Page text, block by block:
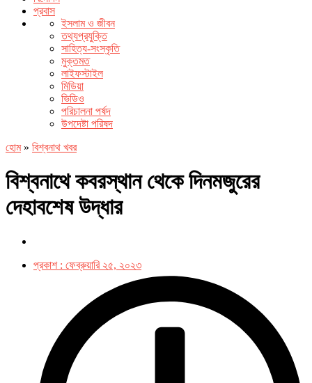
প্রবাস
ইসলাম ও জীবন
তথ্যপ্রযুক্তি
সাহিত্য-সংস্কৃতি
মুক্তমত
লাইফস্টাইল
মিডিয়া
ভিডিও
পরিচালনা পর্ষদ
উপদেষ্টা পরিষদ
হোম» বিশ্বনাথ খবর
বিশ্বনাথে কবরস্থান থেকে দিনমজুরের
দেহাবশেষ উদ্ধার
প্রকাশ : ফেব্রুয়ারি ২৫, ২০২৩